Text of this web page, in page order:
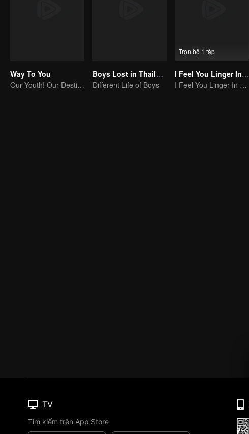
Way To You
Our Youth! Our Destiny! For Eternity
Boys Lost in Thailand·Behind the Scene
Different Life of Boys
Trọn bộ 1 tập
I Feel You Linger In The Air (Special Episode: Scent of Memory)
I Feel You Linger In The Air (Special Episode: Scent of Memory)
TV
Tìm kiếm trên App Store